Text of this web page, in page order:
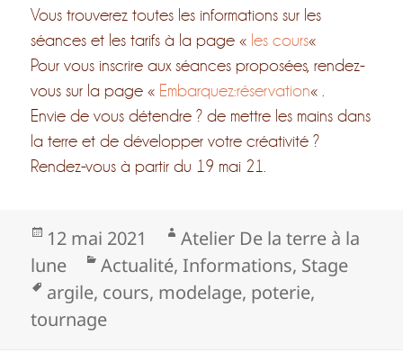
Vous trouverez toutes les informations sur les
séances et les tarifs à la page « les cours«
Pour vous inscrire aux séances proposées, rendez-
vous sur la page « Embarquez:réservation« .
Envie de vous détendre ? de mettre les mains dans
la terre et de développer votre créativité ?
Rendez-vous à partir du 19 mai 21.
Publié
le
12 mai 2021 Auteur
Atelier De la terre à la
lune
Catégories
Actualité,Informations, Stage
Mots-
clés
argile, cours, modelage, poterie,
tournage